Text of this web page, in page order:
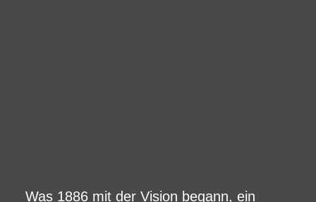
Was 1886 mit der Vision begann, ein